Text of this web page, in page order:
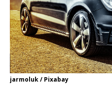
jarmoluk / Pixabay